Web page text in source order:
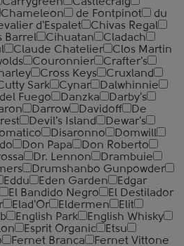
Chameleon de Fontpinot
du
d'Espalet
Chivas Regal
Barrel Cihuatan
Cladach
Claude Chatelier
Clos Martin
Couronnier
Crafter's
Cross Keys
Cruxland
Sark Cynar
Dalwhinnie
Fuego Danzka
Darby's
Darrow Davidoff
De
Devil's Island
Dewar's
Disaronno
Domwill
Don Papa
Don Roberto
Dr. Lennon
Drambuie
Drumshanbo Gunpowder
Eddu Eden Garden
Edgar
El Bandido Negro
El Destilador
Elad'Or Eldermen
Elit
English Park
English Whisky
Esprit Organic
Etsu
Fernet Branca
Fernet Vittone